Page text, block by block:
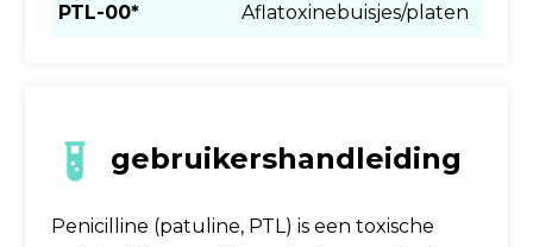
PTL-00* Aflatoxinebuisjes/platen
gebruikershandleiding
Penicilline (patuline, PTL) is een toxische